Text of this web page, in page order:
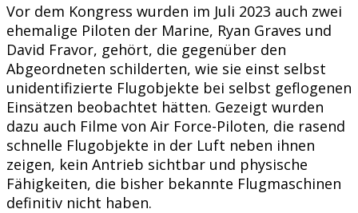
Vor dem Kongress wurden im Juli 2023 auch zwei
ehemalige Piloten der Marine, Ryan Graves und
David Fravor, gehört, die gegenüber den
Abgeordneten schilderten, wie sie einst selbst
unidentifizierte Flugobjekte bei selbst geflogenen
Einsätzen beobachtet hätten. Gezeigt wurden
dazu auch Filme von Air Force-Piloten, die rasend
schnelle Flugobjekte in der Luft neben ihnen
zeigen, kein Antrieb sichtbar und physische
Fähigkeiten, die bisher bekannte Flugmaschinen
definitiv nicht haben.